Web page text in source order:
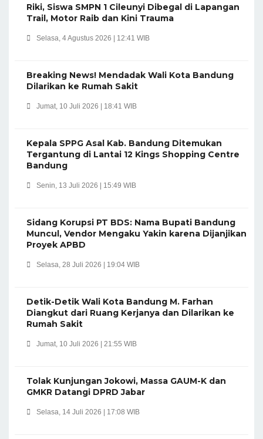
Riki, Siswa SMPN 1 Cileunyi Dibegal di Lapangan
Trail, Motor Raib dan Kini Trauma
Selasa, 4 Agustus 2026 | 12:41 WIB
Breaking News! Mendadak Wali Kota Bandung
Dilarikan ke Rumah Sakit
Jumat, 10 Juli 2026 | 18:41 WIB
Kepala SPPG Asal Kab. Bandung Ditemukan
Tergantung di Lantai 12 Kings Shopping Centre
Bandung
Senin, 13 Juli 2026 | 15:49 WIB
Sidang Korupsi PT BDS: Nama Bupati Bandung
Muncul, Vendor Mengaku Yakin karena Dijanjikan
Proyek APBD
Selasa, 28 Juli 2026 | 19:04 WIB
Detik-Detik Wali Kota Bandung M. Farhan
Diangkut dari Ruang Kerjanya dan Dilarikan ke
Rumah Sakit
Jumat, 10 Juli 2026 | 21:55 WIB
Tolak Kunjungan Jokowi, Massa GAUM-K dan
GMKR Datangi DPRD Jabar
Selasa, 14 Juli 2026 | 17:08 WIB